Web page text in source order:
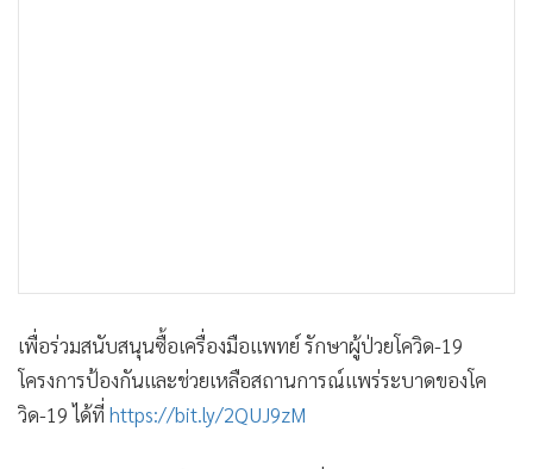
เพื่อร่วมสนับสนุนซื้อเครื่องมือแพทย์ รักษาผู้ป่วยโควิด-19
โครงการป้องกันและช่วยเหลือสถานการณ์แพร่ระบาดของโค
วิด-19 ได้ที่ https://bit.ly/2QUJ9zM